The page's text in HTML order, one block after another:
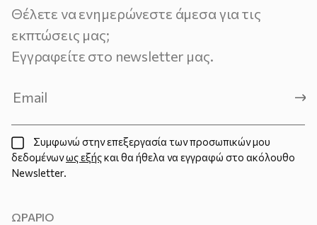
Θέλετε να ενημερώνεστε άμεσα για τις
εκπτώσεις μας;
Εγγραφείτε στο newsletter μας.
Συμφωνώ στην επεξεργασία των προσωπικών μου
δεδομένωνως εξήςκαι θα ήθελα να εγγραφώ στο ακόλουθο
Newsletter.
ΩΡΑΡΙΟ